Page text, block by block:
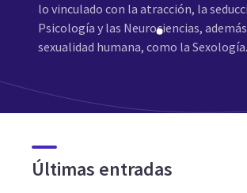
lo vinculado con la atracción, la
Psicología y las Neurociencias,
sexualidad humana, como la Sexología.
Últimas entradas